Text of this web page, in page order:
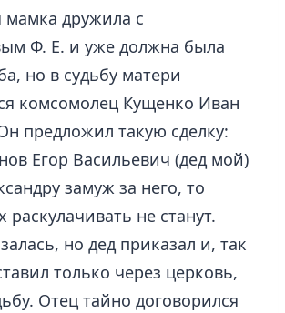
мамка дружила с
Ф. Е. и уже должна была
но в судьбу матери
комсомолец Кущенко Иван
предложил такую сделку:
Егор Васильевич (дед мой)
замуж за него, то
не станут.
но дед приказал и, так
только через церковь,
Отец тайно договорился